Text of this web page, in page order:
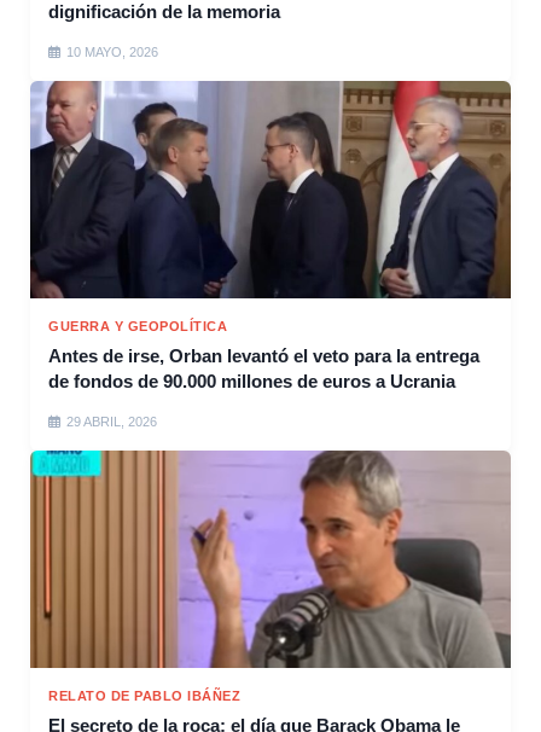
dignificación de la memoria
10 MAYO, 2026
GUERRA Y GEOPOLÍTICA
Antes de irse, Orban levantó el veto para la entrega
de fondos de 90.000 millones de euros a Ucrania
29 ABRIL, 2026
RELATO DE PABLO IBÁÑEZ
El secreto de la roca: el día que Barack Obama le